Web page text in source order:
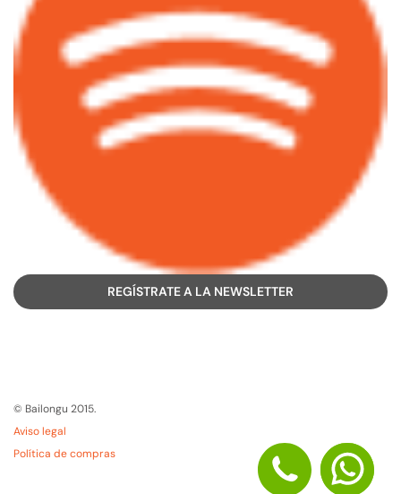
REGÍSTRATE A LA NEWSLETTER
© Bailongu 2015.
Aviso legal
Política de compras